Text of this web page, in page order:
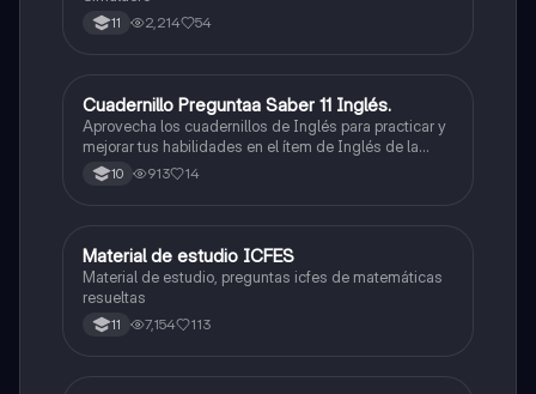
11 2,214 54
ICFES: Inglés
Cuadernillo Preguntaa Saber 11 Inglés.
Aprovecha los cuadernillos de Inglés para practicar y
mejorar tus habilidades en el ítem de Inglés de la
Prueba Saber 11. 🫡
10 913 14
ICFES: Matemáticas
Material de estudio ICFES
Material de estudio, preguntas icfes de matemáticas
resueltas
11 7,154 113